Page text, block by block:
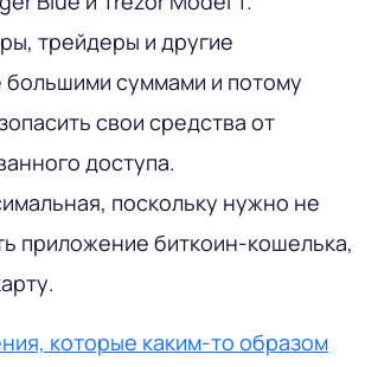
трейдеры и другие
суммами и потому
свои средства от
доступа.
поскольку нужно не
приложение биткоин-кошелька,
которые каким-то образом